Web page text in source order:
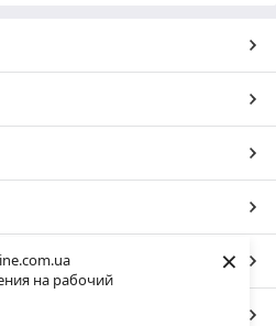
на рабочий
×